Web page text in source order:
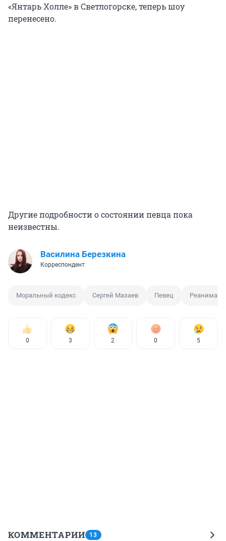
«Янтарь Холле» в Светлогорске, теперь шоу
перенесено.
Другие подробности о состоянии певца пока
неизвестны.
Василина Березкина
Корреспондент
Моральный кодекс Сергей Мазаев Певец
0 3 2 0 5
КОММЕНТАРИИ 13